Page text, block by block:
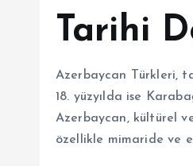
Tarihi
Azerbaycan Türkleri,
18. yüzyılda ise
Azerbaycan, kültürel
özellikle mimaride ve